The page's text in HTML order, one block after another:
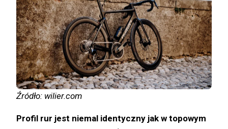
Źródło: wilier.com
Profil rur jest niemal identyczny jak w topowym